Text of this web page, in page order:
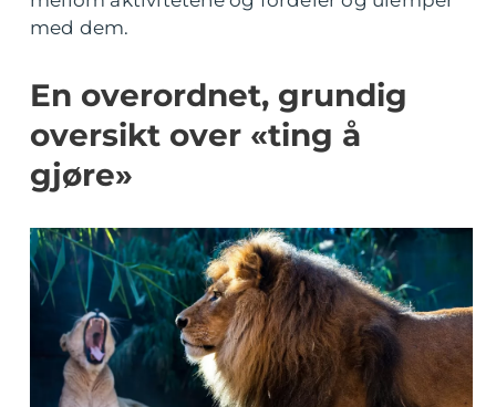
med dem.
En overordnet, grundig
oversikt over «ting å
gjøre»